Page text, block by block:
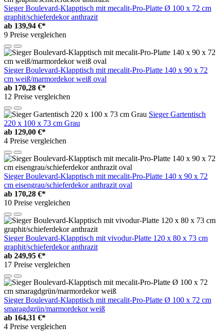
Sieger Boulevard-Klapptisch mit mecalit-Pro-Platte Ø 100 x 72 cm
graphit/schieferdekor anthrazit
ab 139,94 €*
9 Preise vergleichen
Sieger Boulevard-Klapptisch mit mecalit-Pro-Platte 140 x 90 x 72
cm weiß/marmordekor weiß oval
ab 170,28 €*
12 Preise vergleichen
Sieger Gartentisch
220 x 100 x 73 cm Grau
ab 129,00 €*
4 Preise vergleichen
Sieger Boulevard-Klapptisch mit mecalit-Pro-Platte 140 x 90 x 72
cm eisengrau/schieferdekor anthrazit oval
ab 170,28 €*
10 Preise vergleichen
Sieger Boulevard-Klapptisch mit vivodur-Platte 120 x 80 x 73 cm
graphit/schieferdekor anthrazit
ab 249,95 €*
17 Preise vergleichen
Sieger Boulevard-Klapptisch mit mecalit-Pro-Platte Ø 100 x 72 cm
smaragdgrün/marmordekor weiß
ab 164,31 €*
4 Preise vergleichen